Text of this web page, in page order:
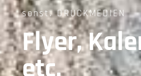
sonst. DRUCKMEDIEN
Flyer,